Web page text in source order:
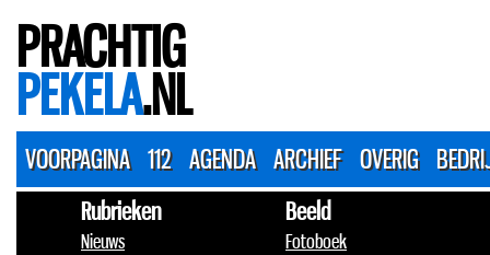
PRACHTIG
PEKELA.NL
VOORPAGINA 112 AGENDA ARCHIEF OVERIG
Rubrieken
Nieuws
Beeld
Fotoboek